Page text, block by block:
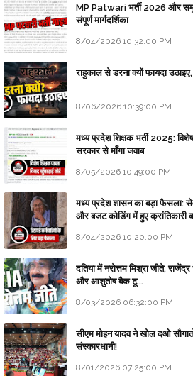
MP Patwari भर्ती 2026 और
संपूर्ण मार्गदर्शिका
8/04/2026 10:32:00 PM
राहुकाल से डरना क्यों फायदा
8/06/2026 10:39:00 PM
मध्य प्रदेश शिक्षक भर्ती 2025: विशेष
सरकार से माँगा जवाब
8/05/2026 10:49:00 PM
मध्य प्रदेश शासन का बड़ा फैसला:
और बजट कोडिंग में हुए क्रांतिकारी
8/04/2026 10:20:00 PM
दतिया में नरोत्तम मिश्रा जीते,
और आशुतोष बैक टू...
8/03/2026 06:32:00 PM
सीएम मोहन यादव ने खोल दओ
संस्कारधानी!
8/01/2026 07:25:00 PM